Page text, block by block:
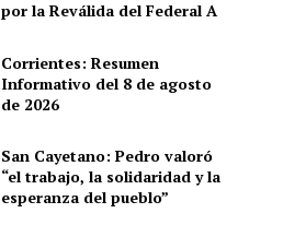
por la Reválida del Federal A
Corrientes: Resumen
Informativo del 8 de agosto
de 2026
San Cayetano: Pedro valoró
“el trabajo, la solidaridad y la
esperanza del pueblo”